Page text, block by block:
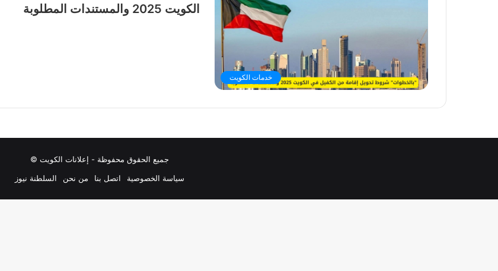
خدمات الكويت
الكويت 2025 والمستندات المطلوبة
جميع الحقوق محفوظة - إعلانات الكويت ©
سياسة الخصوصية
اتصل بنا من نحن السلطنة نيوز